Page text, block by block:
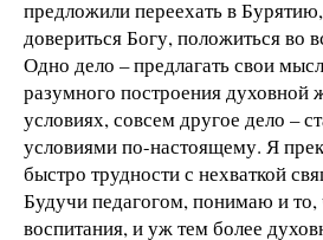
предложили переехать в
довериться Богу, положиться во
Одно дело – предлагать свои
разумного построения духовной
условиях, совсем другое дело –
условиями по-настоящему. Я
быстро трудности с нехваткой
Будучи педагогом, понимаю и то,
воспитания, и уж тем более